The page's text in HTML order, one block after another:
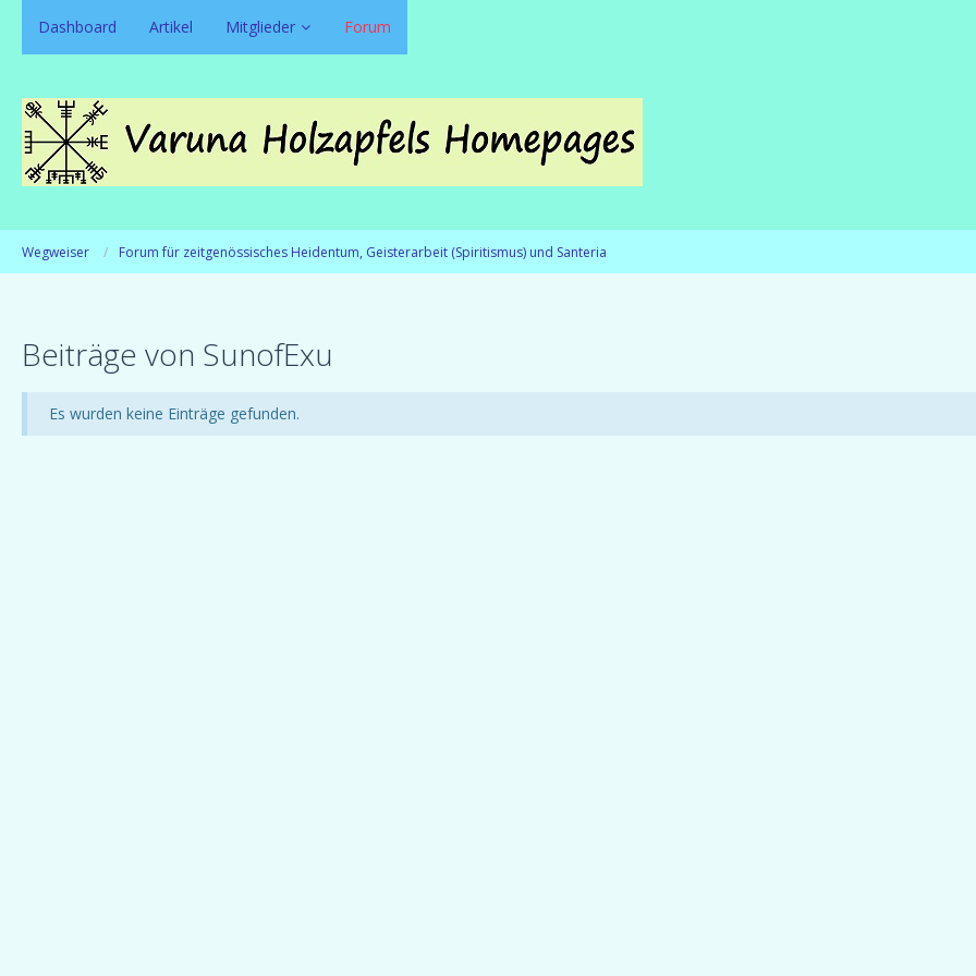
Dashboard Artikel Mitglieder Forum
Wegweiser Forum für zeitgenössisches Heidentum, Geisterarbeit (Spiritismus) und Santeria
Beiträge von SunofExu
Es wurden keine Einträge gefunden.